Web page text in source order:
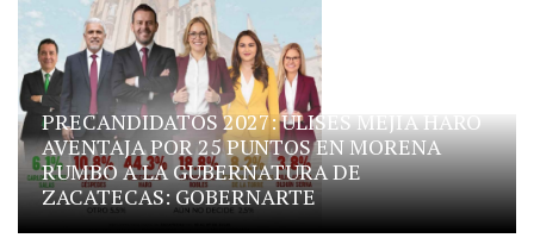
PRECANDIDATOS 2027: ULISES MEJÍA HARO
AVENTAJA POR 25 PUNTOS EN MORENA
RUMBO A LA GUBERNATURA DE
ZACATECAS: GOBERNARTE